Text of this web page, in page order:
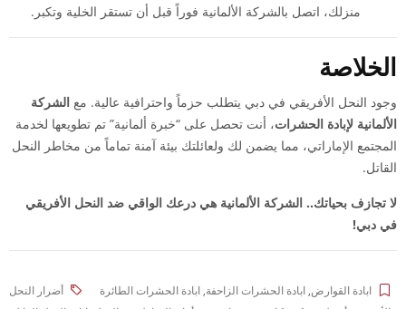
منزلك، اتصل بالشركة الألمانية فوراً قبل أن تستقر الخلية وتكبر.
الخلاصة
وجود النحل الأفريقي في دبي يتطلب حزماً واحترافية عالية. مع الشركة
الألمانية لإبادة الحشرات، أنت تحصل على “خبرة ألمانية” تم تطويعها لخدمة
المجتمع الإماراتي، مما يضمن لك ولعائلتك بيئة آمنة تماماً من مخاطر النحل
القاتل.
لا تجازف بحياتك.. الشركة الألمانية هي درعك الواقي ضد النحل الأفريقي
في دبي!
ابادة القوارض, ابادة الحشرات الزاحفة, ابادة الحشرات الطائرة
أضرار النحل